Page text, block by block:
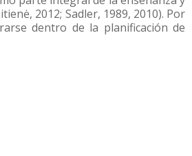
2012; Sadler, 1989, 2010). Por
dentro de la planificación de